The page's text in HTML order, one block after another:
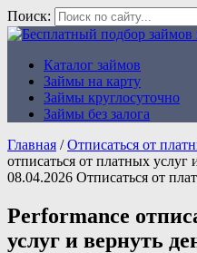
Поиск:
Бесплатный
Казахстане
Каталог займов
Займы на карту
Займы круглосуточно
Займы без залога
Главная /Отписаться от
отписаться от платных услуг
08.04.2026 Отписаться от
Performance
услуг и вернуть